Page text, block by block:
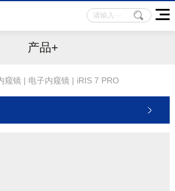
产品+
窥镜| 电子内窥镜| iRIS 7 PRO